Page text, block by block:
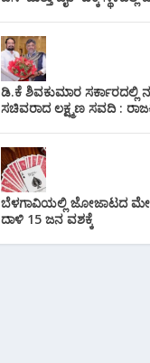
ಡಿ.ಕೆ ಶಿವಕುಮಾರ ಸರ್ಕಾರದಲ್ಲಿ
ಸಚಿವರಾದ ಲಕ್ಷ್ಮಣ ಸವದಿ :
ಬೆಳಗಾವಿಯಲ್ಲಿ ಜೋಜಾಟದ
ದಾಳಿ 15 ಜನ ವಶಕ್ಕೆ